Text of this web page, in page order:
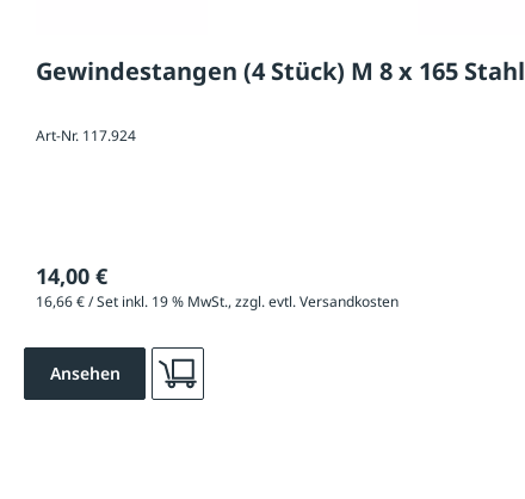
Gewindestangen (4 Stück) M 8 x 165 Stahl
Art-Nr. 117.924
14,00 €
16,66 € / Set inkl. 19 % MwSt., zzgl. evtl. Versandkosten
Ansehen